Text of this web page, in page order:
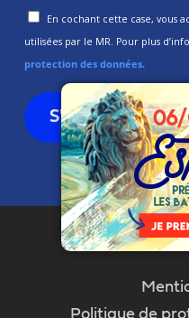
En cochant cette case, vous
utilisées par le MR. Pour plus
protection des données.
Politique de